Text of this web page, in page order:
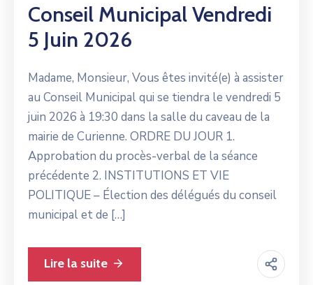
Conseil Municipal Vendredi
5 Juin 2026
Madame, Monsieur, Vous êtes invité(e) à assister
au Conseil Municipal qui se tiendra le vendredi 5
juin 2026 à 19:30 dans la salle du caveau de la
mairie de Curienne. ORDRE DU JOUR 1.
Approbation du procès-verbal de la séance
précédente 2. INSTITUTIONS ET VIE
POLITIQUE – Élection des délégués du conseil
municipal et de […]
Lire la suite